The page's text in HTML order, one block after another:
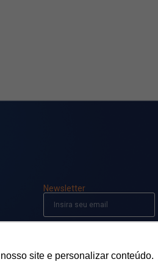
site e personalizar conteúdo.
Newsletter